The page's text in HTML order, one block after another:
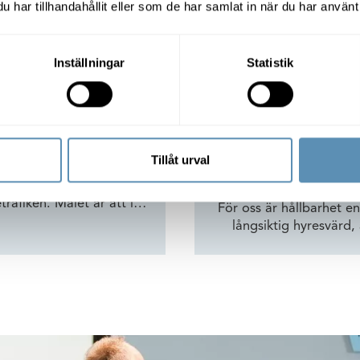
har tillhandahållit eller som de har samlat in när du har
Inställningar Statistik
Tillåt urval
jobbresor
av nio pilotföretag
Målet är att i
reser kollektivt och
För oss är hållbarhet
långsiktig